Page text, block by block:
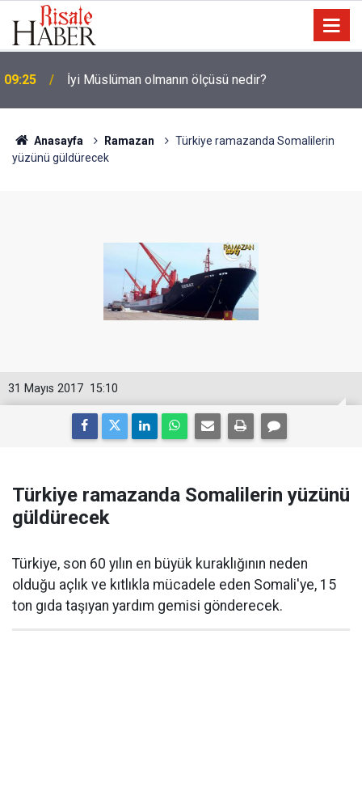
09:25 İyi Müslüman olmanın ölçüsü nedir?
Anasayfa Ramazan
Türkiye ramazanda Somalilerin
yüzünü güldürecek
15:10
31 Mayıs 2017
Türkiye ramazanda Somalilerin yüzünü
güldürecek
Türkiye, son 60 yılın en büyük kuraklığının neden
olduğu açlık ve kıtlıkla mücadele eden Somali'ye, 15
ton gıda taşıyan yardım gemisi gönderecek.